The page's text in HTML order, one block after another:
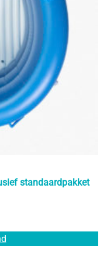
standaardpakket